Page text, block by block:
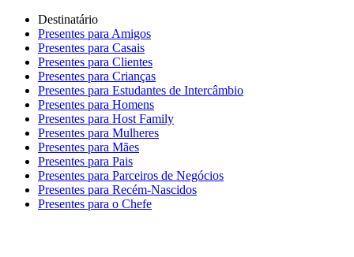
Destinatário
Presentes para Amigos
Presentes para Casais
Presentes para Clientes
Presentes para Crianças
Presentes para Estudantes de Intercâmbio
Presentes para Homens
Presentes para Host Family
Presentes para Mulheres
Presentes para Mães
Presentes para Pais
Presentes para Parceiros de Negócios
Presentes para Recém-Nascidos
Presentes para o Chefe